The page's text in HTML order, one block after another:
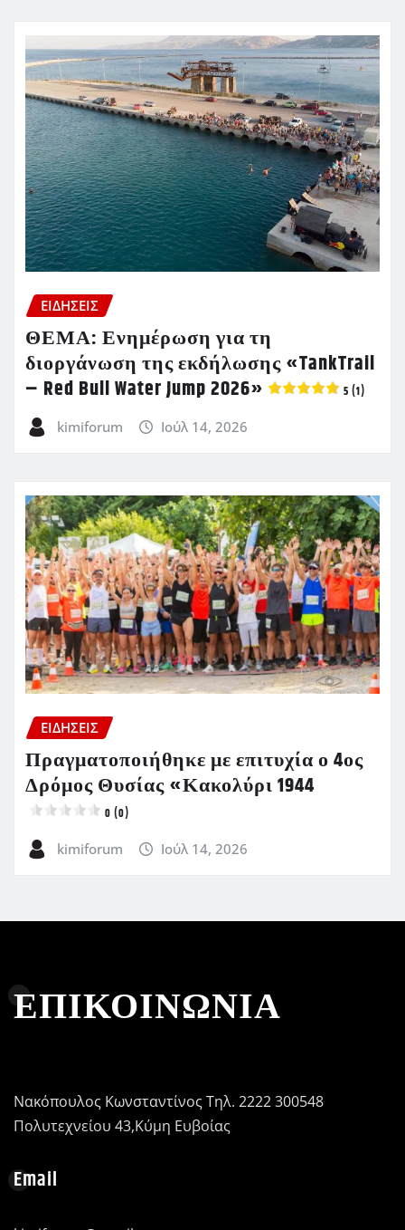
ΕΙΔΗΣΕΙΣ
ΘΕΜΑ: Ενημέρωση για τη
διοργάνωση της εκδήλωσης «TankTrail
– Red Bull Water Jump 2026»
5 (1)
kimiforum Ιούλ 14, 2026
ΕΙΔΗΣΕΙΣ
Πραγματοποιήθηκε με επιτυχία ο 4ος
Δρόμος Θυσίας «Κακολύρι 1944
0 (0)
kimiforum Ιούλ 14, 2026
ΕΠΙΚΟΙΝΩΝΙΑ
Νακόπουλος Κωνσταντίνος Τηλ. 2222 300548
Πολυτεχνείου 43,Κύμη Ευβοίας
Email